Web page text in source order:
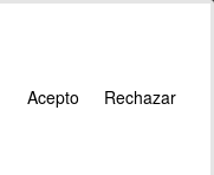
Acepto Rechazar